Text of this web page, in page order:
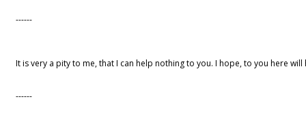
------
It is very a pity to me, that I can help nothing to you. I hope, to you here will
------